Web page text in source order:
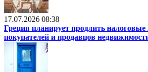
17.07.2026 08:38
Греция планирует продлить
покупателей и продавцов